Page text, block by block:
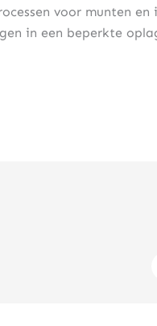
voor munten en
in een beperkte